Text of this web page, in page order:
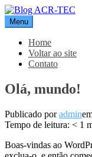
Pular
para
o
conteúdo
Blog ACR-TEC
Menu
Home
Voltar ao site
Contato
Olá, mundo!
Publicado poradmin
Tempo de leitura: < 1
Boas-vindas ao